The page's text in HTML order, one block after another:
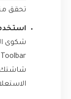
تحقق
استخدم
شاشتك